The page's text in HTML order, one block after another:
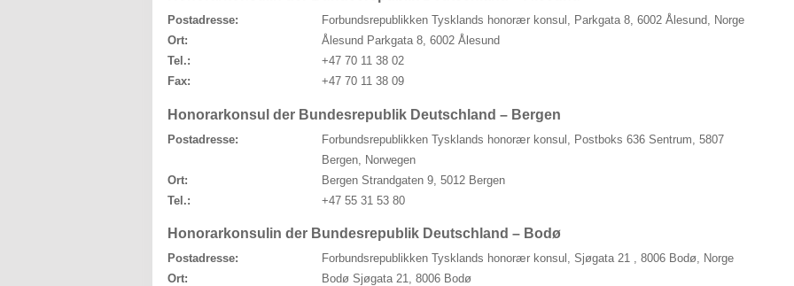
Postadresse:
Forbundsrepublikken Tysklands honorær konsul, Parkgata 8, 6002 Ålesund, Norge
Ort:
Ålesund Parkgata 8, 6002 Ålesund
Tel.:
+47 70 11 38 02
Fax:
+47 70 11 38 09
Honorarkonsul der Bundesrepublik Deutschland – Bergen
Postadresse:
Forbundsrepublikken Tysklands honorær konsul, Postboks 636 Sentrum, 5807
Bergen, Norwegen
Ort:
Bergen Strandgaten 9, 5012 Bergen
Tel.:
+47 55 31 53 80
Honorarkonsulin der Bundesrepublik Deutschland – Bodø
Postadresse:
Forbundsrepublikken Tysklands honorær konsul, Sjøgata 21 , 8006 Bodø, Norge
Ort:
Bodø Sjøgata 21, 8006 Bodø